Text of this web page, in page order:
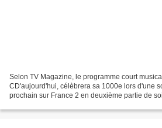
Selon TV Magazine, le programme court
CD'aujourd'hui, célèbrera sa 1000e lors d'une
prochain sur France 2 en deuxième partie de